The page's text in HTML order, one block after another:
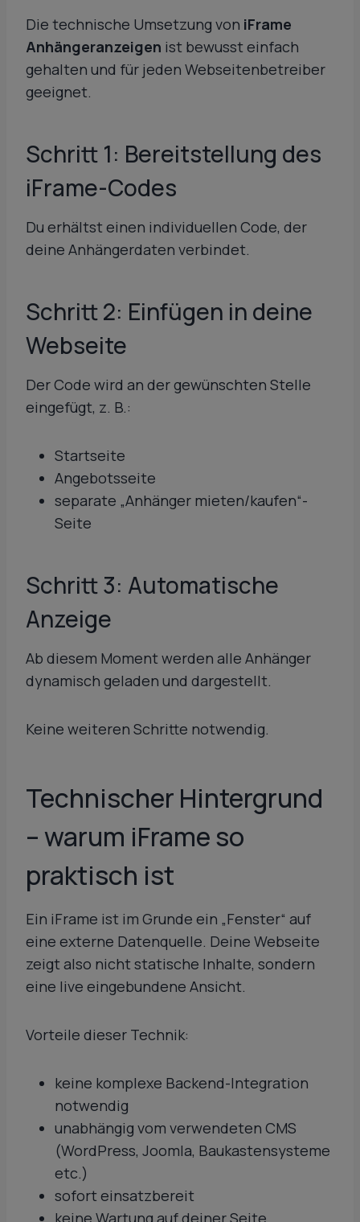
Die technische Umsetzung von iFrame
Anhängeranzeigen ist bewusst einfach
gehalten und für jeden Webseitenbetreiber
geeignet.
Schritt 1: Bereitstellung des
iFrame-Codes
Du erhältst einen individuellen Code, der
deine Anhängerdaten verbindet.
Schritt 2: Einfügen in deine
Webseite
Der Code wird an der gewünschten Stelle
eingefügt, z. B.:
Startseite
Angebotsseite
separate „Anhänger mieten/kaufen“-
Seite
Schritt 3: Automatische
Anzeige
Ab diesem Moment werden alle Anhänger
dynamisch geladen und dargestellt.
Keine weiteren Schritte notwendig.
Technischer Hintergrund
– warum iFrame so
praktisch ist
Ein iFrame ist im Grunde ein „Fenster“ auf
eine externe Datenquelle. Deine Webseite
zeigt also nicht statische Inhalte, sondern
eine live eingebundene Ansicht.
Vorteile dieser Technik:
keine komplexe Backend-Integration
notwendig
unabhängig vom verwendeten CMS
(WordPress, Joomla, Baukastensysteme
etc.)
sofort einsatzbereit
keine Wartung auf deiner Seite